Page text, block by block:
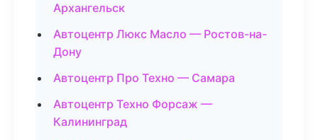
Архангельск
Автоцентр Люкс Масло — Ростов-на-
Дону
Автоцентр Про Техно — Самара
Автоцентр Техно Форсаж —
Калининград